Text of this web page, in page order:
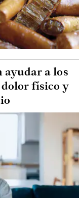
ayudar a los
dolor físico y